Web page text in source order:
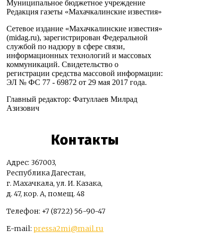
Муниципальное бюджетное учреждение
Редакция газеты «Махачкалинские известия»
Сетевое издание «Махачкалинские известия»
(midag.ru), зарегистрирован Федеральной
службой по надзору в сфере связи,
информационных технологий и массовых
коммуникаций. Свидетельство о
регистрации средства массовой информации:
ЭЛ № ФС 77 - 69872 от 29 мая 2017 года.
Главный редактор: Фатуллаев Милрад
Азизович
Контакты
Адрес: 367003,
Республика Дагестан,
г. Махачкала, ул. И. Казака,
д. 47, кор. А, помещ. 48
Телефон: +7 (8722) 56-90-47
E-mail: pressa2mi@mail.ru